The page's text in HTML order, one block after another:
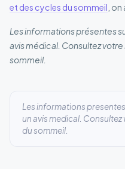
et des cycles du sommeil ,
Les informations présentes
avis médical. Consultez
sommeil.
Les informations
un avis medical.
du sommeil.